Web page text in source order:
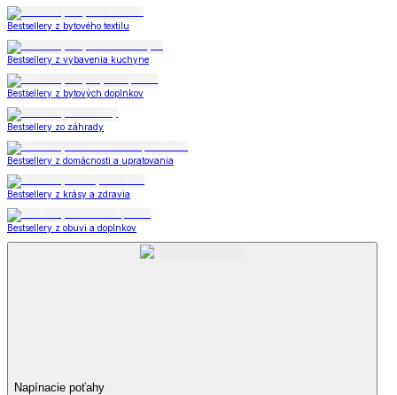
Bestsellery z bytového textilu
Bestsellery z vybavenia kuchyne
Bestsellery z bytových doplnkov
Bestsellery zo záhrady
Bestsellery z domácnosti a upratovania
Bestsellery z krásy a zdravia
Bestsellery z obuvi a doplnkov
Napínacie poťahy